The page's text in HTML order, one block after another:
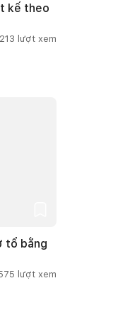
kế theo
lượt xem
tổ bằng
lượt xem